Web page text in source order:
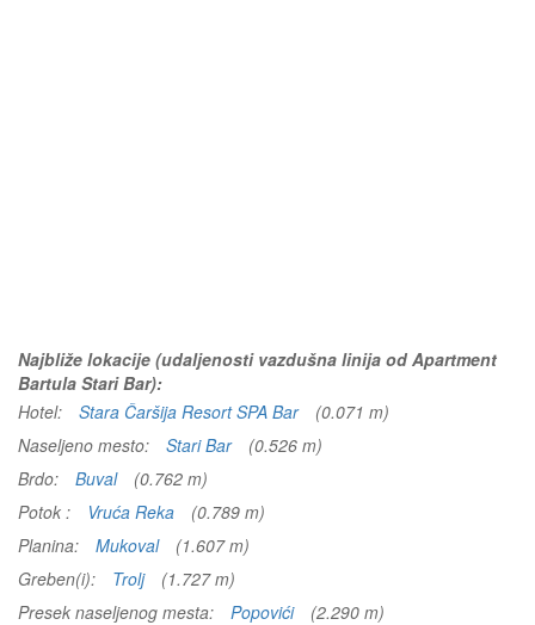
Najbliže lokacije (udaljenosti vazdušna linija od Apartment
Bartula Stari Bar):
Hotel:
Stara Čaršija Resort SPA Bar
(0.071 m)
Naseljeno mesto:
Stari Bar
(0.526 m)
Brdo:
Buval
(0.762 m)
Potok :
Vruća Reka
(0.789 m)
Planina:
Mukoval
(1.607 m)
Greben(i):
Trolj
(1.727 m)
Presek naseljenog mesta:
Popovići
(2.290 m)